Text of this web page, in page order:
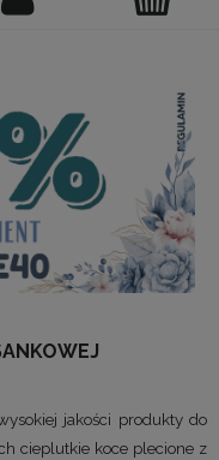
jakości produkty do
cieplutkie koce plecione z